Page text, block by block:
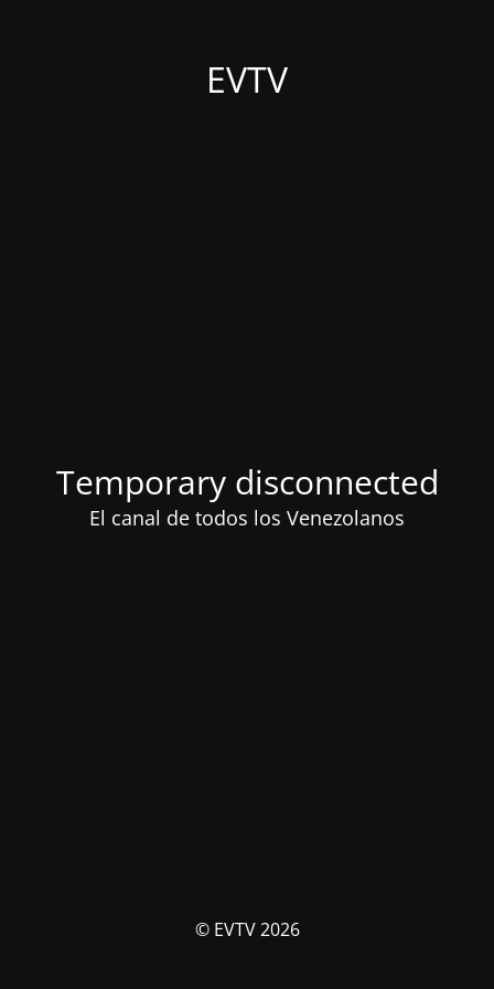
EVTV
Temporary disconnected
El canal de todos los Venezolanos
© EVTV 2026